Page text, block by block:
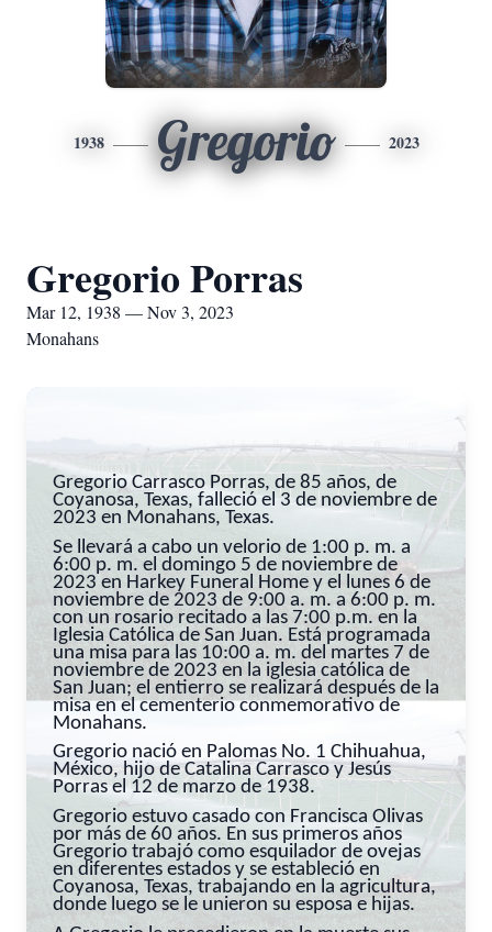
1938 Gregorio 2023
Gregorio Porras
Mar 12, 1938 — Nov 3, 2023
Monahans
Gregorio Carrasco Porras, de 85 años, de
Coyanosa, Texas, falleció el 3 de noviembre de
2023 en Monahans, Texas.
Se llevará a cabo un velorio de 1:00 p. m. a
6:00 p. m. el domingo 5 de noviembre de
2023 en Harkey Funeral Home y el lunes 6 de
noviembre de 2023 de 9:00 a. m. a 6:00 p. m.
con un rosario recitado a las 7:00 p.m. en la
Iglesia Católica de San Juan. Está programada
una misa para las 10:00 a. m. del martes 7 de
noviembre de 2023 en la iglesia católica de
San Juan; el entierro se realizará después de la
misa en el cementerio conmemorativo de
Monahans.
Gregorio nació en Palomas No. 1 Chihuahua,
México, hijo de Catalina Carrasco y Jesús
Porras el 12 de marzo de 1938.
Gregorio estuvo casado con Francisca Olivas
por más de 60 años. En sus primeros años
Gregorio trabajó como esquilador de ovejas
en diferentes estados y se estableció en
Coyanosa, Texas, trabajando en la agricultura,
donde luego se le unieron su esposa e hijas.